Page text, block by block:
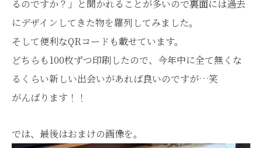
るのですか？」と聞かれることが多いので裏面には過去
にデザインしてきた物を羅列してみました。
そして便利なQRコードも載せています。
どちらも100枚ずつ印刷したので、今年中に全て無くな
るくらい新しい出会いがあれば良いのですが…笑
がんばります！！
では、最後はおまけの画像を。